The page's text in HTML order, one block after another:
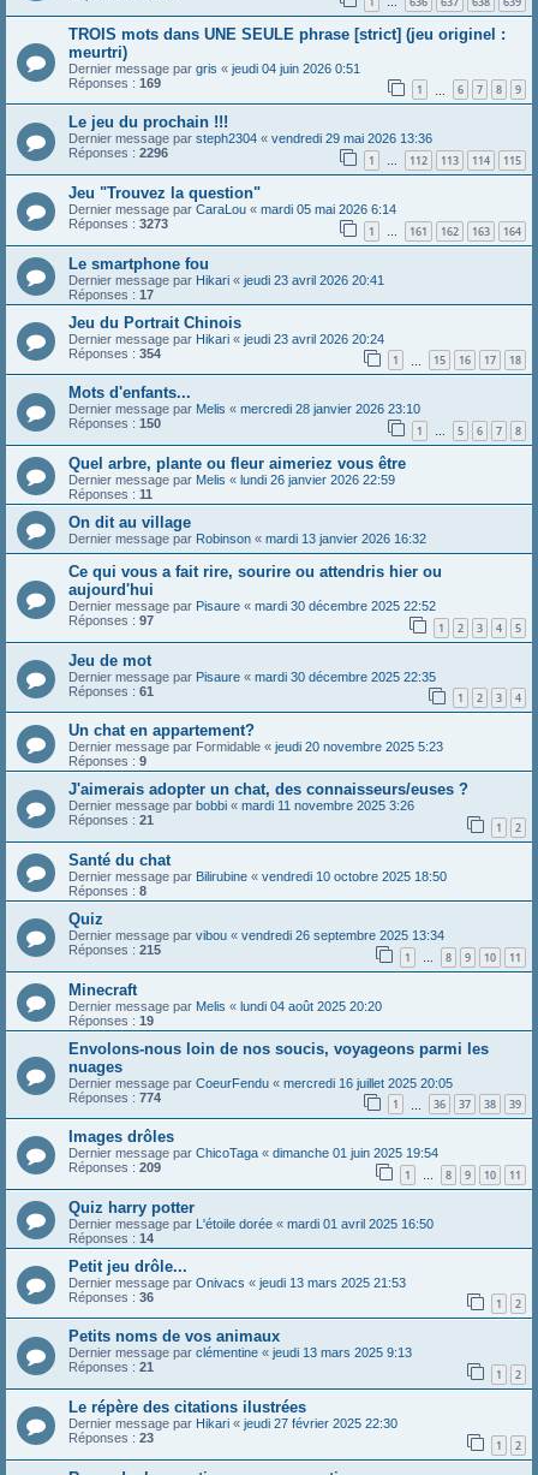
…
TROIS mots dans UNE SEULE phrase [strict] (jeu originel :
meurtri)
Dernier message par gris « jeudi 04 juin 2026 0:51
Réponses : 169 1 6 7 8 9
Le jeu du prochain !!!
Dernier message par steph2304 « vendredi 29 mai 2026 13:36
Réponses : 2296 1 … 112 113 114 115
Jeu "Trouvez la question"
Dernier message par CaraLou « mardi 05 mai 2026 6:14
Réponses : 3273 1 … 161 162 163 164
Le smartphone fou
Dernier message par Hikari « jeudi 23 avril 2026 20:41
Réponses : 17
Jeu du Portrait Chinois
Dernier message par Hikari « jeudi 23 avril 2026 20:24
Réponses : 354 1 15 16 17 18
Mots d'enfants...
Dernier message par Melis « mercredi 28 janvier 2026 23:10
Réponses : 150 1 … 5 6 7 8
Quel arbre, plante ou fleur aimeriez vous être
Dernier message par Melis « lundi 26 janvier 2026 22:59
Réponses : 11
On dit au village
Dernier message par Robinson « mardi 13 janvier 2026 16:32
Ce qui vous a fait rire, sourire ou attendris hier ou
aujourd'hui
Dernier message par Pisaure « mardi 30 décembre 2025 22:52
Réponses : 97 1 2 3 4 5
Jeu de mot
Dernier message par Pisaure « mardi 30 décembre 2025 22:35
Réponses : 61 1 2 3 4
Un chat en appartement?
Dernier message par Formidable « jeudi 20 novembre 2025 5:23
Réponses : 9
J'aimerais adopter un chat, des connaisseurs/euses ?
Dernier message par bobbi « mardi 11 novembre 2025 3:26
Réponses : 21 1 2
Santé du chat
Dernier message par Bilirubine « vendredi 10 octobre 2025 18:50
Réponses : 8
Quiz
Dernier message par vibou « vendredi 26 septembre 2025 13:34
Réponses : 215 1 8 9 10 11
Minecraft
Dernier message par Melis « lundi 04 août 2025 20:20
Réponses : 19
Envolons-nous loin de nos soucis, voyageons parmi les
nuages
Dernier message par CoeurFendu « mercredi 16 juillet 2025 20:05
Réponses : 774 1 36 37 38 39
Images drôles
Dernier message par ChicoTaga « dimanche 01 juin 2025 19:54
Réponses : 209 1 … 8 9 10 11
Quiz harry potter
Dernier message par L'étoile dorée « mardi 01 avril 2025 16:50
Réponses : 14
Petit jeu drôle...
Dernier message par Onivacs « jeudi 13 mars 2025 21:53
Réponses : 36 1 2
Petits noms de vos animaux
Dernier message par clémentine « jeudi 13 mars 2025 9:13
Réponses : 21 1 2
Le répère des citations ilustrées
Dernier message par Hikari « jeudi 27 février 2025 22:30
Réponses : 23 1 2